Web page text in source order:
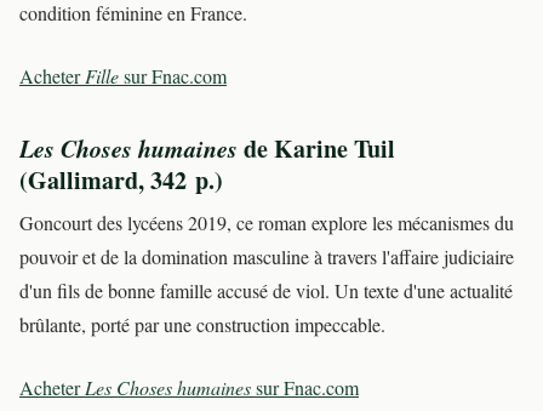
condition féminine en France.
AcheterFillesur Fnac.com
Les Choses humaines de Karine Tuil
(Gallimard, 342 p.)
Goncourt des lycéens 2019, ce roman explore les mécanismes du
pouvoir et de la domination masculine à travers l'affaire judiciaire
d'un fils de bonne famille accusé de viol. Un texte d'une actualité
brûlante, porté par une construction impeccable.
AcheterLes Choses humainessur Fnac.com